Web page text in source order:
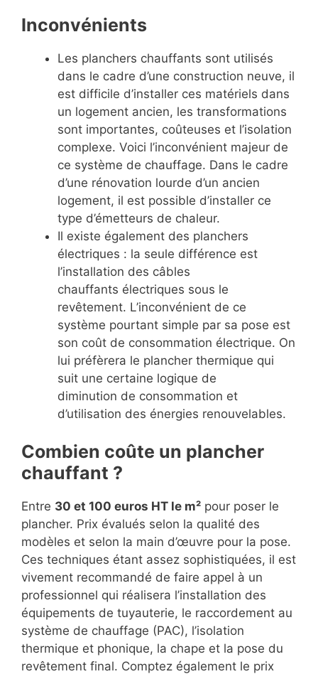
Inconvénients
Les planchers chauffants sont utilisés
dans le cadre d’une construction neuve, il
est difficile d’installer ces matériels dans
un logement ancien, les transformations
sont importantes, coûteuses et l’isolation
complexe. Voici l’inconvénient majeur de
ce système de chauffage. Dans le cadre
d’une rénovation lourde d’un ancien
logement, il est possible d’installer ce
type d’émetteurs de chaleur.
Il existe également des planchers
électriques : la seule différence est
l’installation des câbles
chauffants électriques sous le
revêtement. L’inconvénient de ce
système pourtant simple par sa pose est
son coût de consommation électrique. On
lui préfèrera le plancher thermique qui
suit une certaine logique de
diminution de consommation et
d’utilisation des énergies renouvelables.
Combien coûte un plancher
chauffant ?
Entre 30 et 100 euros HT le m² pour poser le
plancher. Prix évalués selon la qualité des
modèles et selon la main d’œuvre pour la pose.
Ces techniques étant assez sophistiquées, il est
vivement recommandé de faire appel à un
professionnel qui réalisera l’installation des
équipements de tuyauterie, le raccordement au
système de chauffage (PAC), l’isolation
thermique et phonique, la chape et la pose du
revêtement final. Comptez également le prix